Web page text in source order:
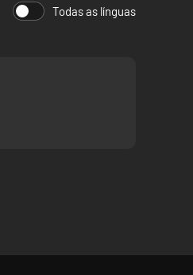
Todas as línguas